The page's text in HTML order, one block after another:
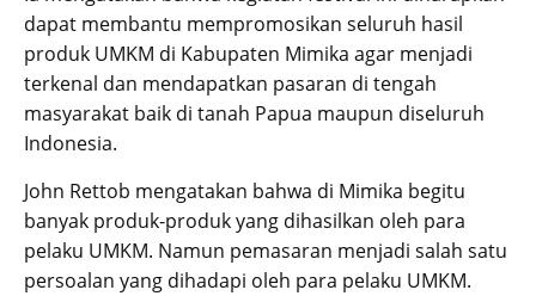
dapat membantu mempromosikan seluruh hasil
produk UMKM di Kabupaten Mimika agar menjadi
terkenal dan mendapatkan pasaran di tengah
masyarakat baik di tanah Papua maupun diseluruh
Indonesia.
John Rettob mengatakan bahwa di Mimika begitu
banyak produk-produk yang dihasilkan oleh para
pelaku UMKM. Namun pemasaran menjadi salah satu
persoalan yang dihadapi oleh para pelaku UMKM.